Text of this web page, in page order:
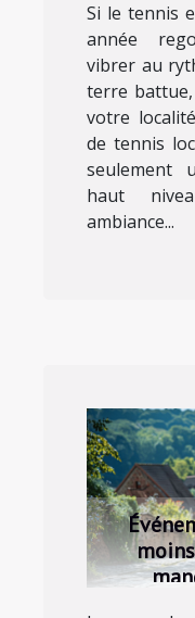
Si le tennis
année
vibrer au
terre
votre
de tennis
seulement
haut
ambiance...